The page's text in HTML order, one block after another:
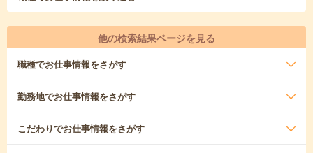
他の検索結果ページを見る
職種でお仕事情報をさがす
勤務地でお仕事情報をさがす
こだわりでお仕事情報をさがす